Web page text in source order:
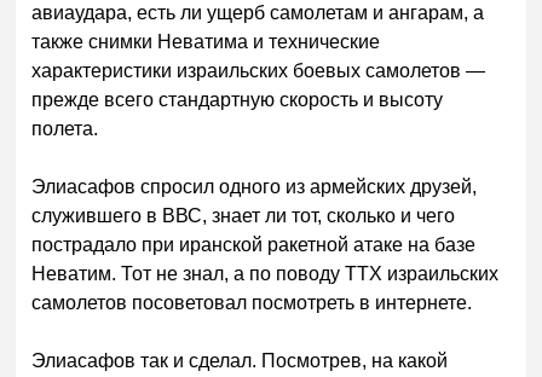
авиаудара, есть ли ущерб самолетам и ангарам, а
также снимки Неватима и технические
характеристики израильских боевых самолетов —
прежде всего стандартную скорость и высоту
полета.
Элиасафов спросил одного из армейских друзей,
служившего в ВВС, знает ли тот, сколько и чего
пострадало при иранской ракетной атаке на базе
Неватим. Тот не знал, а по поводу ТТХ израильских
самолетов посоветовал посмотреть в интернете.
Элиасафов так и сделал. Посмотрев, на какой